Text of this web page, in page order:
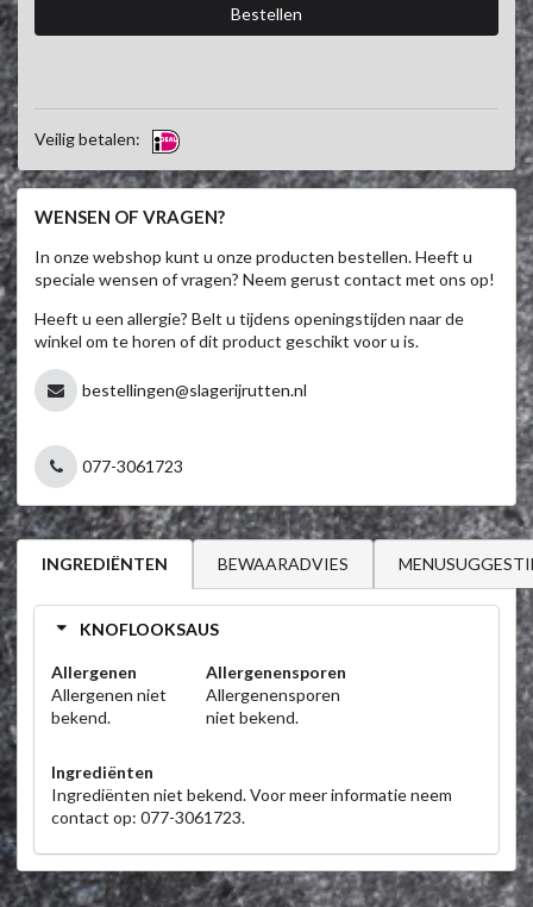
Veilig betalen:
WENSEN OF VRAGEN?
In onze webshop kunt u onze producten bestellen. Heeft u
speciale wensen of vragen? Neem gerust contact met ons op!
Heeft u een allergie? Belt u tijdens openingstijden naar de
winkel om te horen of dit product geschikt voor u is.
bestellingen@slagerijrutten.nl
077-3061723
INGREDIËNTEN BEWAARADVIES
KNOFLOOKSAUS
Allergenen
Allergenen niet
bekend.
Allergenensporen
Allergenensporen
niet bekend.
Ingrediënten
Ingrediënten niet bekend. Voor meer informatie neem
contact op: 077-3061723.